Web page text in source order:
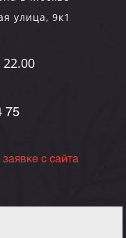
улица, 9к1
75
с сайта